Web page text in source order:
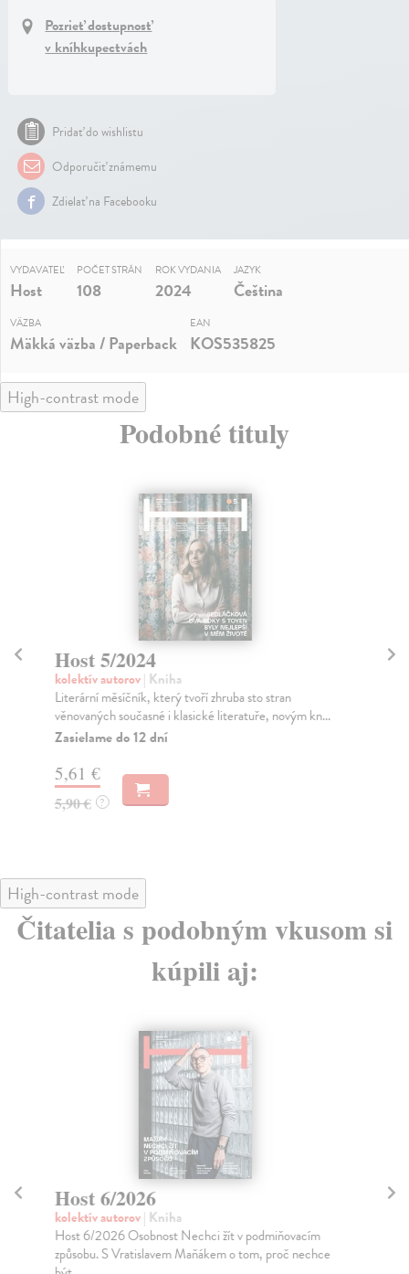
Pozrieť dostupnosť
v kníhkupectvách
Pridať do wishlistu
Odporučiť známemu
Zdielať na Facebooku
VYDAVATEĽ
Host
POČET STRÁN
108
ROK VYDANIA
2024
JAZYK
Čeština
VÄZBA
Mäkká väzba / Paperback
EAN
KOS535825
High-contrast mode
Podobné tituly
Host 5/2024
kolektív autorov| Kniha
Literární měsíčník, který tvoří zhruba sto stran
věnovaných současné i klasické literatuře, novým kn...
Zasielame do 12 dní
5,61 €
5,90 € ?
High-contrast mode
Čitatelia s podobným vkusom si
kúpili aj:
Host 6/2026
kolektív autorov| Kniha
Host 6/2026 Osobnost Nechci žít v podmiňovacím
způsobu. S Vratislavem Maňákem o tom, proč nechce